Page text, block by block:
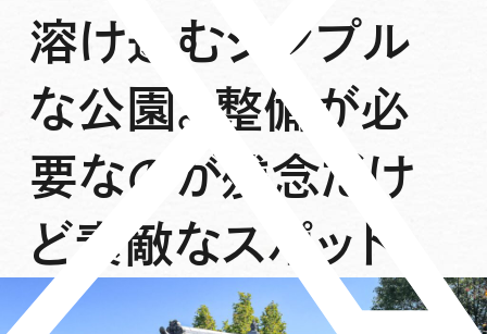
溶け込むシンプル
な公園。整備が必
要なのが残念だけ
ど素敵なスポット